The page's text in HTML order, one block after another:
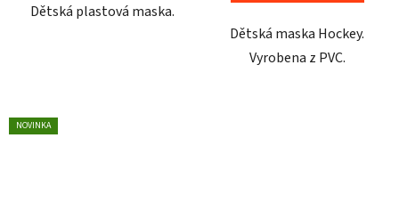
Dětská plastová maska.
Dětská maska Hockey.
Vyrobena z PVC.
NOVINKA